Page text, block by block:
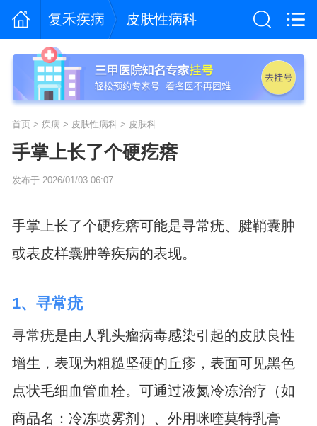
复禾疾病 皮肤性病科
首页> 疾病 > 皮肤性病科> 皮肤科
手掌上长了个硬疙瘩
发布于 2026/01/03 06:07
手掌上长了个硬疙瘩可能是寻常疣、腱鞘囊肿
或表皮样囊肿等疾病的表现。
1、寻常疣
寻常疣是由人乳头瘤病毒感染引起的皮肤良性
增生，表现为粗糙坚硬的丘疹，表面可见黑色
点状毛细血管血栓。可通过液氮冷冻治疗（如
商品名：冷冻喷雾剂）、外用咪喹莫特乳膏